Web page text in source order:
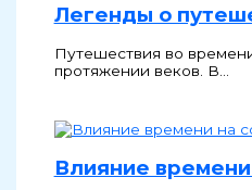
Легенды о
Путешествия во
протяжении веков. В…
Влияние